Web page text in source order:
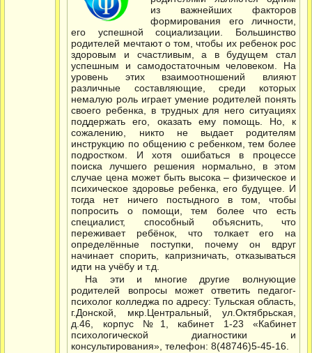
из важнейших факторов
формирования его личности,
его успешной социализации. Большинство
родителей мечтают о том, чтобы их ребенок рос
здоровым и счастливым, а в будущем стал
успешным и самодостаточным человеком. На
уровень этих взаимоотношений влияют
различные составляющие, среди которых
немалую роль играет умение родителей понять
своего ребенка, в трудных для него ситуациях
поддержать его, оказать ему помощь. Но, к
сожалению, никто не выдает родителям
инструкцию по общению с ребенком, тем более
подростком. И хотя ошибаться в процессе
поиска лучшего решения нормально, в этом
случае цена может быть высока – физическое и
психическое здоровье ребенка, его будущее. И
тогда нет ничего постыдного в том, чтобы
попросить о помощи, тем более что есть
специалист, способный объяснить, что
переживает ребёнок, что толкает его на
определённые поступки, почему он вдруг
начинает спорить, капризничать, отказываться
идти на учёбу и т.д.
На эти и многие другие волнующие
родителей вопросы может ответить педагог-
психолог колледжа по адресу: Тульская область,
г.Донской, мкр.Центральный, ул.Октябрьская,
д.46, корпус №1, кабинет 1-23 «Кабинет
психологической диагностики и
консультирования», телефон: 8(48746)5-45-16.